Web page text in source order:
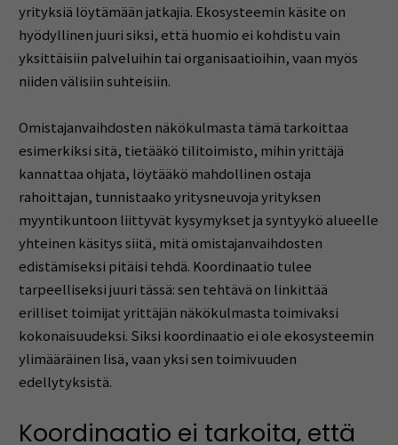
yrityksiä löytämään jatkajia. Ekosysteemin käsite on
hyödyllinen juuri siksi, että huomio ei kohdistu vain
yksittäisiin palveluihin tai organisaatioihin, vaan myös
niiden välisiin suhteisiin.
Omistajanvaihdosten näkökulmasta tämä tarkoittaa
esimerkiksi sitä, tietääkö tilitoimisto, mihin yrittäjä
kannattaa ohjata, löytääkö mahdollinen ostaja
rahoittajan, tunnistaako yritysneuvoja yrityksen
myyntikuntoon liittyvät kysymykset ja syntyykö alueelle
yhteinen käsitys siitä, mitä omistajanvaihdosten
edistämiseksi pitäisi tehdä. Koordinaatio tulee
tarpeelliseksi juuri tässä: sen tehtävä on linkittää
erilliset toimijat yrittäjän näkökulmasta toimivaksi
kokonaisuudeksi. Siksi koordinaatio ei ole ekosysteemin
ylimääräinen lisä, vaan yksi sen toimivuuden
edellytyksistä.
Koordinaatio ei tarkoita, että